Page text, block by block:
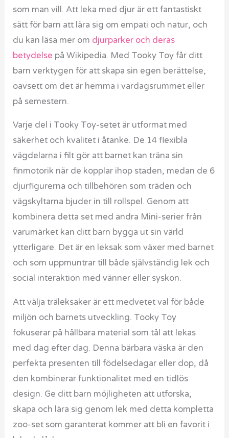
som man vill. Att leka med djur är ett fantastiskt
sätt för barn att lära sig om empati och natur, och
du kan läsa mer om djurparker och deras
betydelse på Wikipedia. Med Tooky Toy får ditt
barn verktygen för att skapa sin egen berättelse,
oavsett om det är hemma i vardagsrummet eller
på semestern.
Varje del i Tooky Toy-setet är utformat med
säkerhet och kvalitet i åtanke. De 14 flexibla
vägdelarna i filt gör att barnet kan träna sin
finmotorik när de kopplar ihop staden, medan de 6
djurfigurerna och tillbehören som träden och
vägskyltarna bjuder in till rollspel. Genom att
kombinera detta set med andra Mini-serier från
varumärket kan ditt barn bygga ut sin värld
ytterligare. Det är en leksak som växer med barnet
och som uppmuntrar till både självständig lek och
social interaktion med vänner eller syskon.
Att välja träleksaker är ett medvetet val för både
miljön och barnets utveckling. Tooky Toy
fokuserar på hållbara material som tål att lekas
med dag efter dag. Denna bärbara väska är den
perfekta presenten till födelsedagar eller dop, då
den kombinerar funktionalitet med en tidlös
design. Ge ditt barn möjligheten att utforska,
skapa och lära sig genom lek med detta kompletta
zoo-set som garanterat kommer att bli en favorit i